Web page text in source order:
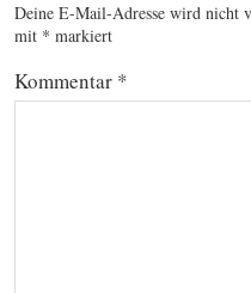
Deine E-Mail-Adresse wird nicht
mit * markiert
Kommentar *